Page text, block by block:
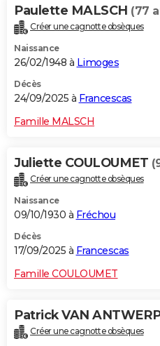
Paulette MALSCH (77
Créer une cagnotte obsèques
Naissance
26/02/1948 à Limoges
Décès
24/09/2025 à Francescas
Famille MALSCH
Juliette COULOUMET
Créer une cagnotte obsèques
Naissance
09/10/1930 à Fréchou
Décès
17/09/2025 à Francescas
Famille COULOUMET
Patrick VAN
Créer une cagnotte obsèques